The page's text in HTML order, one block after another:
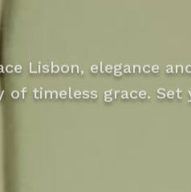
Lisbon, elegance
timeless grace. Set